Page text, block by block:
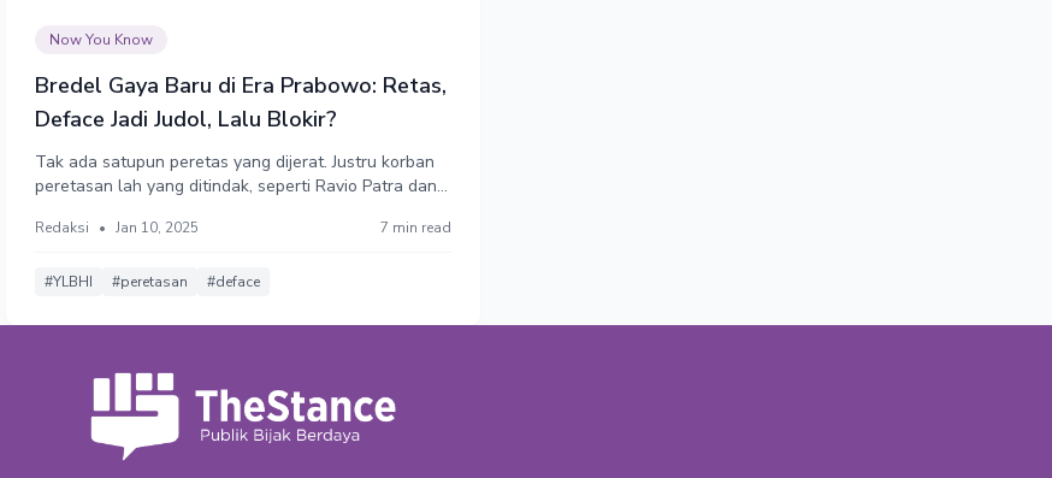
Now You Know
Bredel Gaya Baru di Era Prabowo: Retas,
Deface Jadi Judol, Lalu Blokir?
Tak ada satupun peretas yang dijerat. Justru korban
peretasan lah yang ditindak, seperti Ravio Patra dan
Redaksi • Jan 10, 2025 7 min read
#YLBHI #peretasan #deface